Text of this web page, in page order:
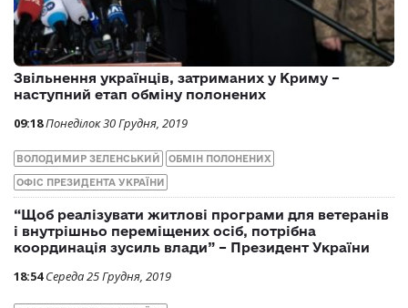
Звільнення українців, затриманих у Криму –
наступний етап обміну полонених
09:18Понеділок 30 Грудня, 2019
ВОЛОДИМИР ЗЕЛЕНСЬКИЙ ОБМІН ПОЛОНЕНИХ
ОФІС ПРЕЗИДЕНТА УКРАЇНИ
“Щоб реалізувати житлові програми для ветеранів
і внутрішньо переміщених осіб, потрібна
координація зусиль влади” – Президент України
18:54 Середа 25 Грудня, 2019